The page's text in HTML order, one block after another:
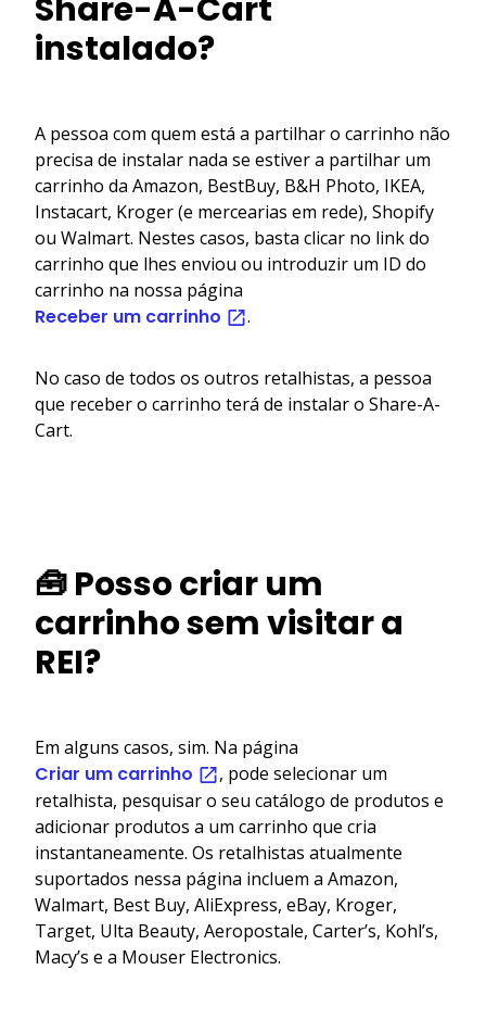
Share-A-Cart
instalado?
A pessoa com quem está a partilhar o carrinho não
precisa de instalar nada se estiver a partilhar um
carrinho da Amazon, BestBuy, B&H Photo, IKEA,
Instacart, Kroger (e mercearias em rede), Shopify
ou Walmart. Nestes casos, basta clicar no link do
carrinho que lhes enviou ou introduzir um ID do
carrinho na nossa página
Receber um carrinho .
No caso de todos os outros retalhistas, a pessoa
que receber o carrinho terá de instalar o Share-A-
Cart.
🧰 Posso criar um
carrinho sem visitar a
REI?
Em alguns casos, sim. Na página
Criar um carrinho
, pode selecionar um
retalhista, pesquisar o seu catálogo de produtos e
adicionar produtos a um carrinho que cria
instantaneamente. Os retalhistas atualmente
suportados nessa página incluem a Amazon,
Walmart, Best Buy, AliExpress, eBay, Kroger,
Target, Ulta Beauty, Aeropostale, Carter’s, Kohl’s,
Macy’s e a Mouser Electronics.